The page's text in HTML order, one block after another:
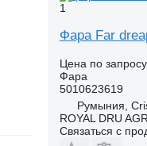
1
Фара Far
Цена по запросу
Фара
5010623619
Румыния,
ROYAL DRU
Связаться с